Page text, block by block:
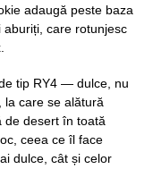
adaugă peste baza
aburiți, care rotunjesc
tip RY4 — dulce, nu
care se alătură
de desert în toată
ceea ce îl face
dulce, cât și celor